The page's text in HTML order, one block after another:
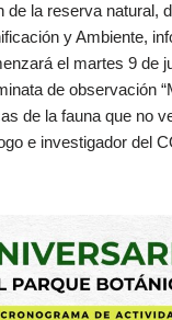
de la reserva natural,
y Ambiente,
el martes 9 de
de observación
de la fauna que no
e investigador del